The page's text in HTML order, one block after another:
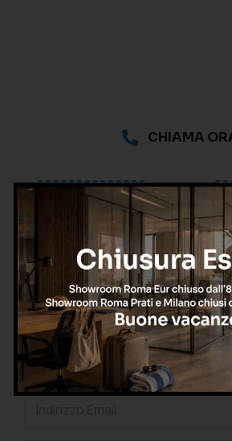
CHIAMA
oppure
Richiedi una
gratuita